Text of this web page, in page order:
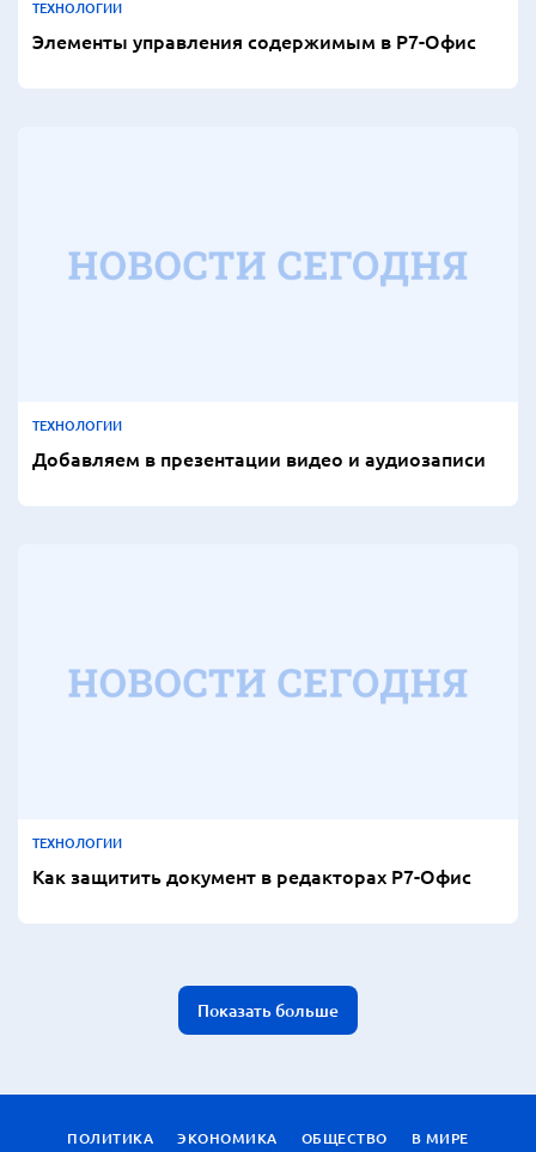
ТЕХНОЛОГИИ
Элементы управления содержимым в Р7-Офис
ТЕХНОЛОГИИ
Добавляем в презентации видео и аудиозаписи
ТЕХНОЛОГИИ
Как защитить документ в редакторах Р7-Офис
Показать больше
ПОЛИТИКА ЭКОНОМИКА ОБЩЕСТВО В МИРЕ